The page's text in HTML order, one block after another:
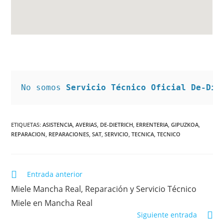
No somos Servicio Técnico Oficial De-
ETIQUETAS:ASISTENCIA AVERIAS DE-DIETRICH ERRENTERIA GIPUZKOA
REPARACION REPARACIONES SAT SERVICIO TECNICA TECNICO
Leer
artículos
Entrada anterior
Miele Mancha Real, Reparación y Servicio Técnico
Miele en Mancha Real
Siguiente entrada